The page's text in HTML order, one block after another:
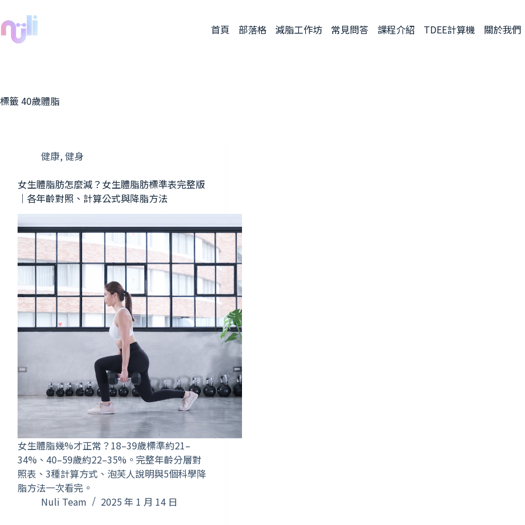
首頁 部落格 減脂工作坊 常見問答 課程介紹 TDEE計算機 關於我們
標籤 40歲體脂
健康, 健身
女生體脂肪怎麼減？女生體脂肪標準表完整版
｜各年齡對照、計算公式與降脂方法
女生體脂幾%才正常？18–39歲標準約21–
34%、40–59歲約22–35%。完整年齡分層對
照表、3種計算方式、泡芙人說明與5個科學降
脂方法一次看完。
Nuli Team
2025 年 1 月 14 日